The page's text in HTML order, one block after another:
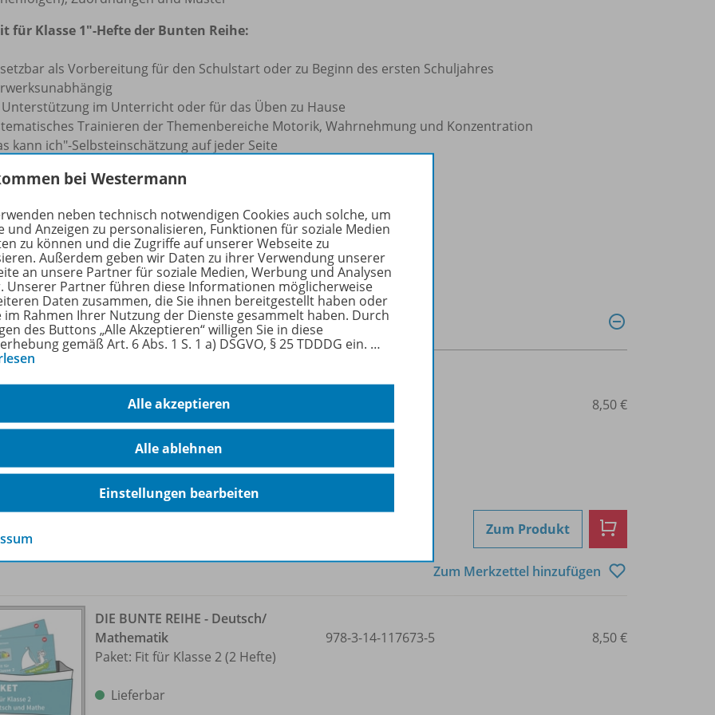
für Klasse 1"-Hefte der Bunten Reihe:
als Vorbereitung für den Schulstart oder zu Beginn des ersten Schuljahres
Unterstützung im Unterricht oder für das Üben zu Hause
Trainieren der Themenbereiche Motorik, Wahrnehmung und Konzentration
kann ich"-Selbsteinschätzung auf jeder Seite
strukturierte und systematische Übungsformen
Sie mehr über die Reihe
Produkte
DIE BUNTE REIHE - Deutsch/
Mathematik
Paket: Buchstaben und Ziffern (2
8,50 €
Zum Produkt
Zum Merkzettel hinzufügen
DIE BUNTE REIHE - Deutsch/
Mathematik
Paket: Fit für Klasse 2 (2 Hefte)
Lieferbar
978-3-14-117673-5 8,50 €
bei Westermann
neben technisch notwendigen Cookies auch solche, um
und Anzeigen zu personalisieren, Funktionen für soziale Medien
zu können und die Zugriffe auf unserer Webseite zu
Außerdem geben wir Daten zu ihrer Verwendung unserer
an unsere Partner für soziale Medien, Werbung und Analysen
Unserer Partner führen diese Informationen möglicherweise
Daten zusammen, die Sie ihnen bereitgestellt haben oder
im Rahmen Ihrer Nutzung der Dienste gesammelt haben. Durch
des Buttons „Alle Akzeptieren“ willigen Sie in diese
gemäß Art. 6 Abs. 1 S. 1 a) DSGVO, § 25 TDDDG ein. …
Alle akzeptieren
Alle ablehnen
Einstellungen bearbeiten